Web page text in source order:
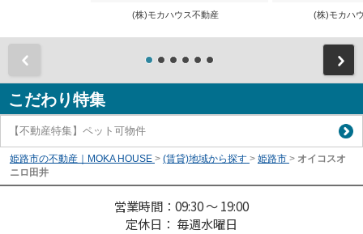
(株)モカハウス不動産 (株)モカハ
こだわり特集
【不動産特集】ペット可物件
姫路市の不動産｜MOKA HOUSE > (賃貸)地域から探す > 姫路市 > オイコスオ
ニロ田井
営業時間：09:30 ～ 19:00
定休日： 毎週水曜日